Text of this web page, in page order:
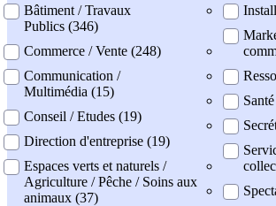
Bâtiment / Travaux
Publics (346)
Commerce / Vente (248)
Communication /
Multimédia (15)
Conseil / Etudes (19)
Direction d'entreprise (19)
Espaces verts et naturels /
Agriculture / Pêche / Soins aux
animaux (37)